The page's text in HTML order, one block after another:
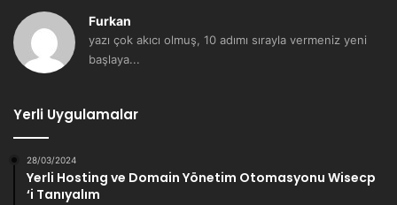
Furkan
yazı çok akıcı olmuş, 10 adımı sırayla vermeniz yeni
başlaya...
Yerli Uygulamalar
28/03/2024
Yerli Hosting ve Domain Yönetim Otomasyonu Wisecp
‘i Tanıyalım